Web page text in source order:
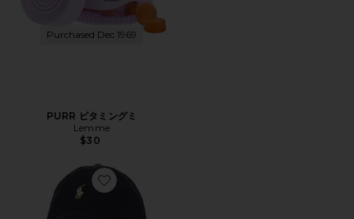
Purchased Dec 1969
PURR ビタミングミ
Lemme
$30
Favorite ハット